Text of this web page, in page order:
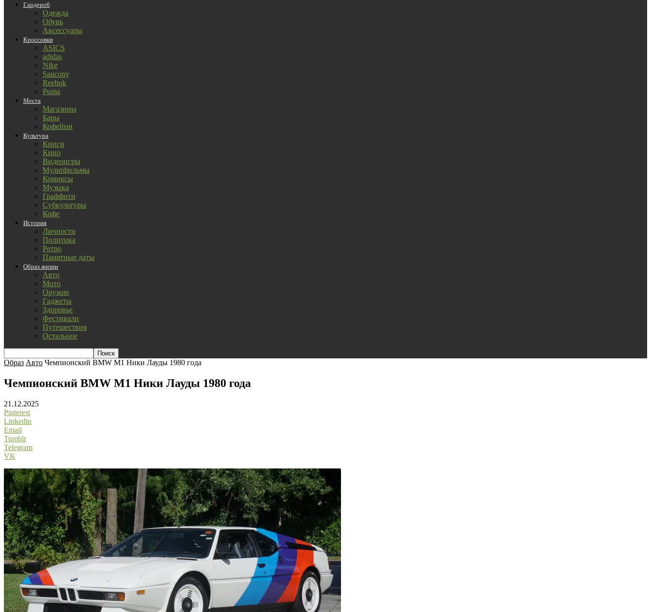
Гардероб
Одежда
Обувь
Аксессуары
Кроссовки
ASICS
adidas
Nike
Saucony
Reebok
Puma
Места
Магазины
Бары
Кофейни
Культура
Книги
Кино
Видеоигры
Мультфильмы
Комиксы
Музыка
Граффити
Субкультуры
Кофе
История
Личности
Политика
Ретро
Памятные даты
Образ жизни
Авто
Мото
Оружие
Гаджеты
Здоровье
Фестивали
Путешествия
Остальное
Образ Авто Чемпионский BMW M1 Ники Лауды 1980 года
Чемпионский BMW M1 Ники Лауды 1980 года
21.12.2025
Pinterest
Linkedin
Email
Tumblr
Telegram
VK